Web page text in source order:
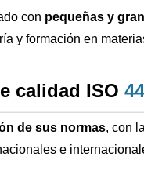
con pequeñas y
y formación en
calidad ISO
de sus normas, con
e